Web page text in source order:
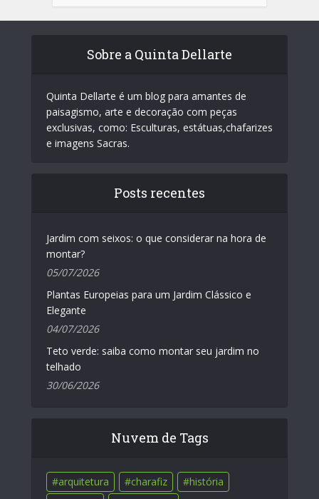
Sobre a Quinta Dellarte
Quinta Dellarte é um blog para amantes de
paisagismo, arte e decoração com peças
exclusivas, como: Esculturas, estátuas,chafarizes
e imagens Sacras.
Posts recentes
Jardim com seixos: o que considerar na hora de
montar?
05/07/2026
Plantas Europeias para um Jardim Clássico e
Elegante
04/07/2026
Teto verde: saiba como montar seu jardim no
telhado
30/06/2026
Nuvem de Tags
arquitetura charafiz
história